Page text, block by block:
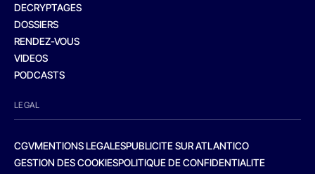
DECRYPTAGES
DOSSIERS
RENDEZ-VOUS
VIDEOS
PODCASTS
LEGAL
CGVMENTIONS LEGALESPUBLICITE SUR ATLANTICO
GESTION DES COOKIESPOLITIQUE DE CONFIDENTIALITE